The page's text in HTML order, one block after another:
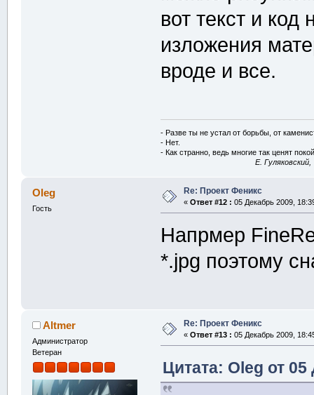
вот текст и
изложения
вроде и все.
- Разве ты не устал от борьбы, от
- Нет.
- Как странно, ведь многие так ценят
E.
Oleg
Гость
Re: Проект Феникс
« Ответ #12 : 05 Декабрь 2009,
Напрмер
*.jpg поэтому
Altmer
Администратор
Ветеран
Re: Проект Феникс
« Ответ #13 : 05 Декабрь 2009,
Цитата: Oleg от